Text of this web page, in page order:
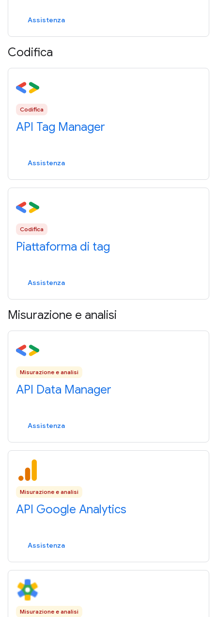
Assistenza
Codifica
Codifica
API Tag Manager
Assistenza
Codifica
Piattaforma di tag
Assistenza
Misurazione e analisi
Misurazione e analisi
API Data Manager
Assistenza
Misurazione e analisi
API Google Analytics
Assistenza
Misurazione e analisi